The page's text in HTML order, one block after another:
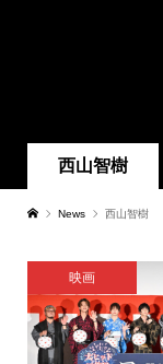
西山智樹
News 西山智樹
映画